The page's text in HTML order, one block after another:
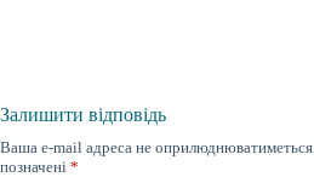
Залишити відповідь
Ваша e-mail адреса не оприлюднюватиметься.
позначені *